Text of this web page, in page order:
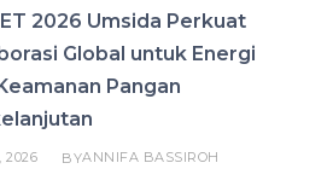
2026 Umsida Perkuat
Global untuk Energi
Pangan
2026 BYANNIFA BASSIROH